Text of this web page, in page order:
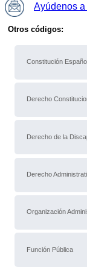
Otros códigos:
Constitución
Derecho
Derecho de la
Derecho
Organización
Función Pública
Ayúdenos